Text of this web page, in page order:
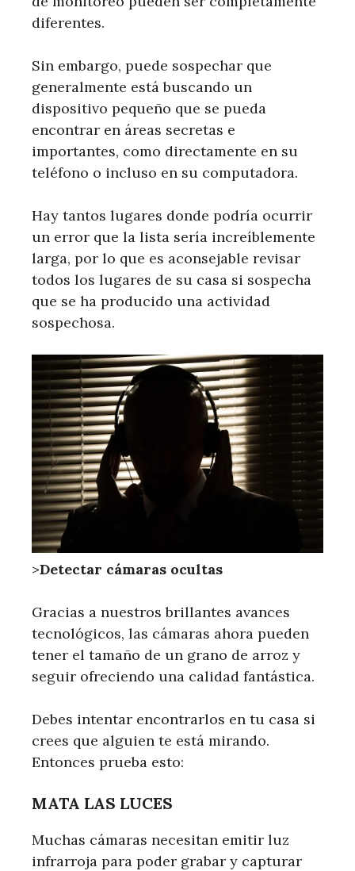
diferentes.
Sin embargo, puede sospechar que
generalmente está buscando un
dispositivo pequeño que se pueda
encontrar en áreas secretas e
importantes, como directamente en su
teléfono o incluso en su computadora.
Hay tantos lugares donde podría ocurrir
un error que la lista sería increíblemente
larga, por lo que es aconsejable revisar
todos los lugares de su casa si sospecha
que se ha producido una actividad
sospechosa.
>Detectar cámaras ocultas
Gracias a nuestros brillantes avances
tecnológicos, las cámaras ahora pueden
tener el tamaño de un grano de arroz y
seguir ofreciendo una calidad fantástica.
Debes intentar encontrarlos en tu casa si
crees que alguien te está mirando.
Entonces prueba esto:
MATA LAS LUCES
Muchas cámaras necesitan emitir luz
infrarroja para poder grabar y capturar